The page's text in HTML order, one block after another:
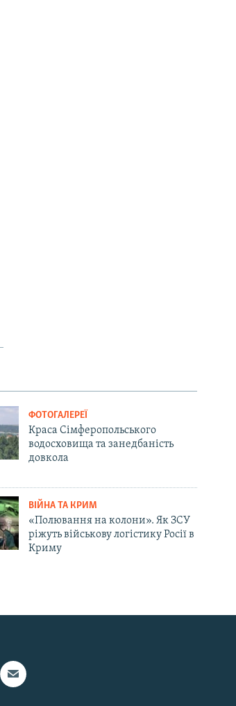
ФОТОГАЛЕРЕЇ
Краса Сімферопольського
водосховища та занедбаність
довкола
ВІЙНА ТА КРИМ
«Полювання на колони». Як ЗСУ
ріжуть військову логістику Росії в
Криму